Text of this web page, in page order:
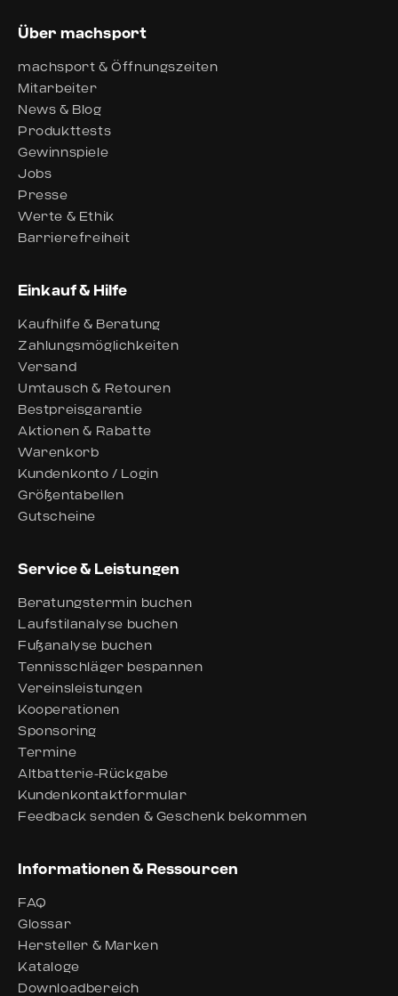
Über machsport
machsport & Öffnungszeiten
Mitarbeiter
News & Blog
Produkttests
Gewinnspiele
Jobs
Presse
Werte & Ethik
Barrierefreiheit
Einkauf & Hilfe
Kaufhilfe & Beratung
Zahlungsmöglichkeiten
Versand
Umtausch & Retouren
Bestpreisgarantie
Aktionen & Rabatte
Warenkorb
Kundenkonto / Login
Größentabellen
Gutscheine
Service & Leistungen
Beratungstermin buchen
Laufstilanalyse buchen
Fußanalyse buchen
Tennisschläger bespannen
Vereinsleistungen
Kooperationen
Sponsoring
Termine
Altbatterie-Rückgabe
Kundenkontaktformular
Feedback senden & Geschenk bekommen
Informationen & Ressourcen
FAQ
Glossar
Hersteller & Marken
Kataloge
Downloadbereich